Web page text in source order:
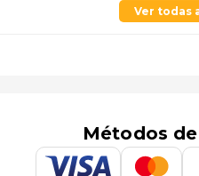
Ver todas
Métodos